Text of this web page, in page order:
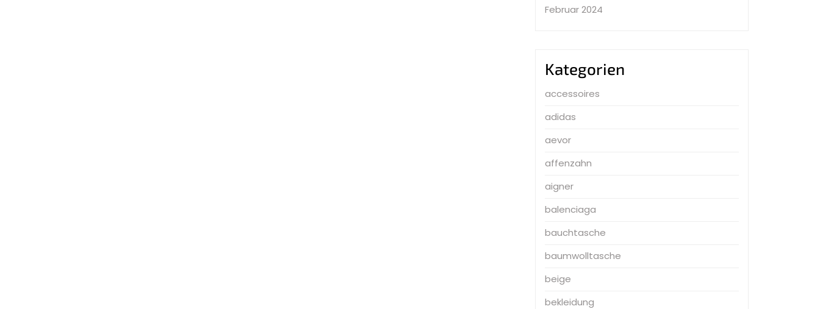
Februar 2024
Kategorien
accessoires
adidas
aevor
affenzahn
aigner
balenciaga
bauchtasche
baumwolltasche
beige
bekleidung